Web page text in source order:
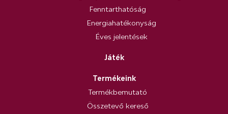
Fenntarthatóság
Energiahatékonyság
Éves jelentések
Játék
Termékeink
Termékbemutató
Összetevő kereső